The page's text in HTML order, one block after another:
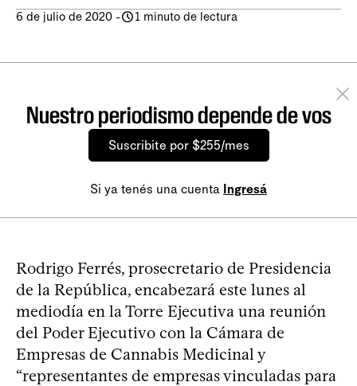
6 de julio de 2020 - 1 minuto de lectura
Nuestro periodismo depende de vos
Suscribite por $255/mes
Si ya tenés una cuenta Ingresá
Rodrigo Ferrés, prosecretario de Presidencia
de la República, encabezará este lunes al
mediodía en la Torre Ejecutiva una reunión
del Poder Ejecutivo con la Cámara de
Empresas de Cannabis Medicinal y
“representantes de empresas vinculadas para